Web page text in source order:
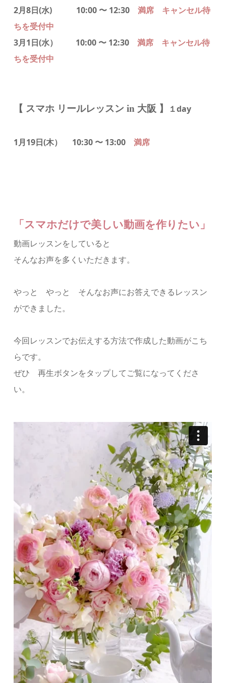
2月8日(水)
10:00 〜 12:30
満席 キャンセル待
ちを受付中
3月1日(水）
10:00 〜 12:30 満席
キャンセル待
ちを受付中
【 スマホ リールレッスン in 大阪 】 １day
1月19日(木） 10:30 〜 13:00 満席
「スマホだけで美しい動画を作りたい」
動画レッスンをしていると
そんなお声を多くいただきます。
やっと やっと そんなお声にお答えできるレッスン
ができました。
今回レッスンでお伝えする方法で作成した動画がこち
らです。
ぜひ 再生ボタンをタップしてご覧になってくださ
い。